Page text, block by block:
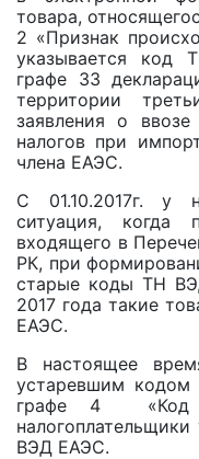
товара,
2 «Признак
указывается
графе 33
территории
заявления о
налогов при
члена ЕАЭС.
С 01.10.2017г. у
ситуация, когда
входящего в
РК, при
старые коды ТН
2017 года такие
ЕАЭС.
В настоящее
устаревшим
графе 4 «Код
ВЭД